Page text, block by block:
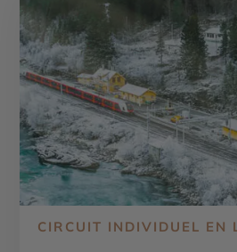
CIRCUIT INDIVIDUEL EN